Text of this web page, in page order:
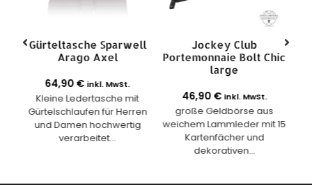
Gürteltasche Sparwell
Arago Axel
64,90 € inkl. MwSt.
Kleine Ledertasche mit
Gürtelschlaufen für Herren
und Damen hochwertig
verarbeitet...
Jockey Club
Portemonnaie Bolt Chic
large
46,90 € inkl. MwSt.
große Geldbörse aus
weichem Lammleder mit 15
Kartenfächer und
dekorativen...